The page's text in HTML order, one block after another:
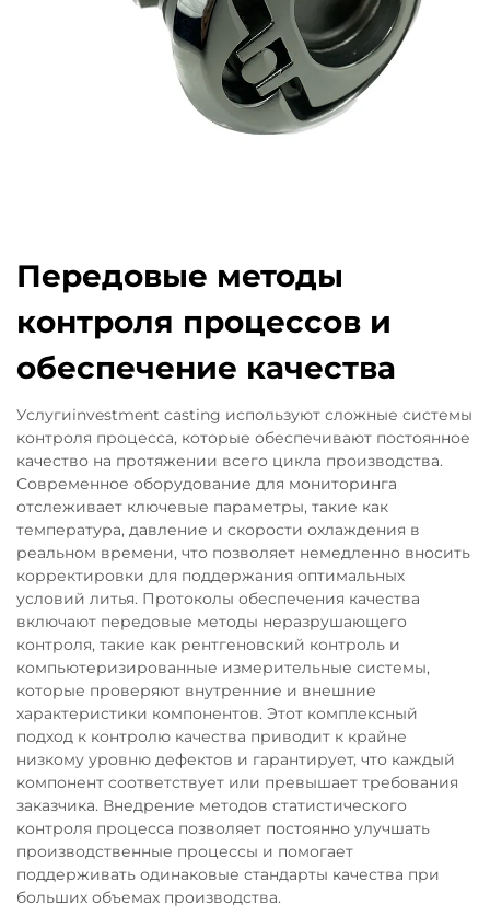
Передовые методы
контроля процессов и
обеспечение качества
Услугиinvestment casting используют сложные системы
контроля процесса, которые обеспечивают постоянное
качество на протяжении всего цикла производства.
Современное оборудование для мониторинга
отслеживает ключевые параметры, такие как
температура, давление и скорости охлаждения в
реальном времени, что позволяет немедленно вносить
корректировки для поддержания оптимальных
условий литья. Протоколы обеспечения качества
включают передовые методы неразрушающего
контроля, такие как рентгеновский контроль и
компьютеризированные измерительные системы,
которые проверяют внутренние и внешние
характеристики компонентов. Этот комплексный
подход к контролю качества приводит к крайне
низкому уровню дефектов и гарантирует, что каждый
компонент соответствует или превышает требования
заказчика. Внедрение методов статистического
контроля процесса позволяет постоянно улучшать
производственные процессы и помогает
поддерживать одинаковые стандарты качества при
больших объемах производства.